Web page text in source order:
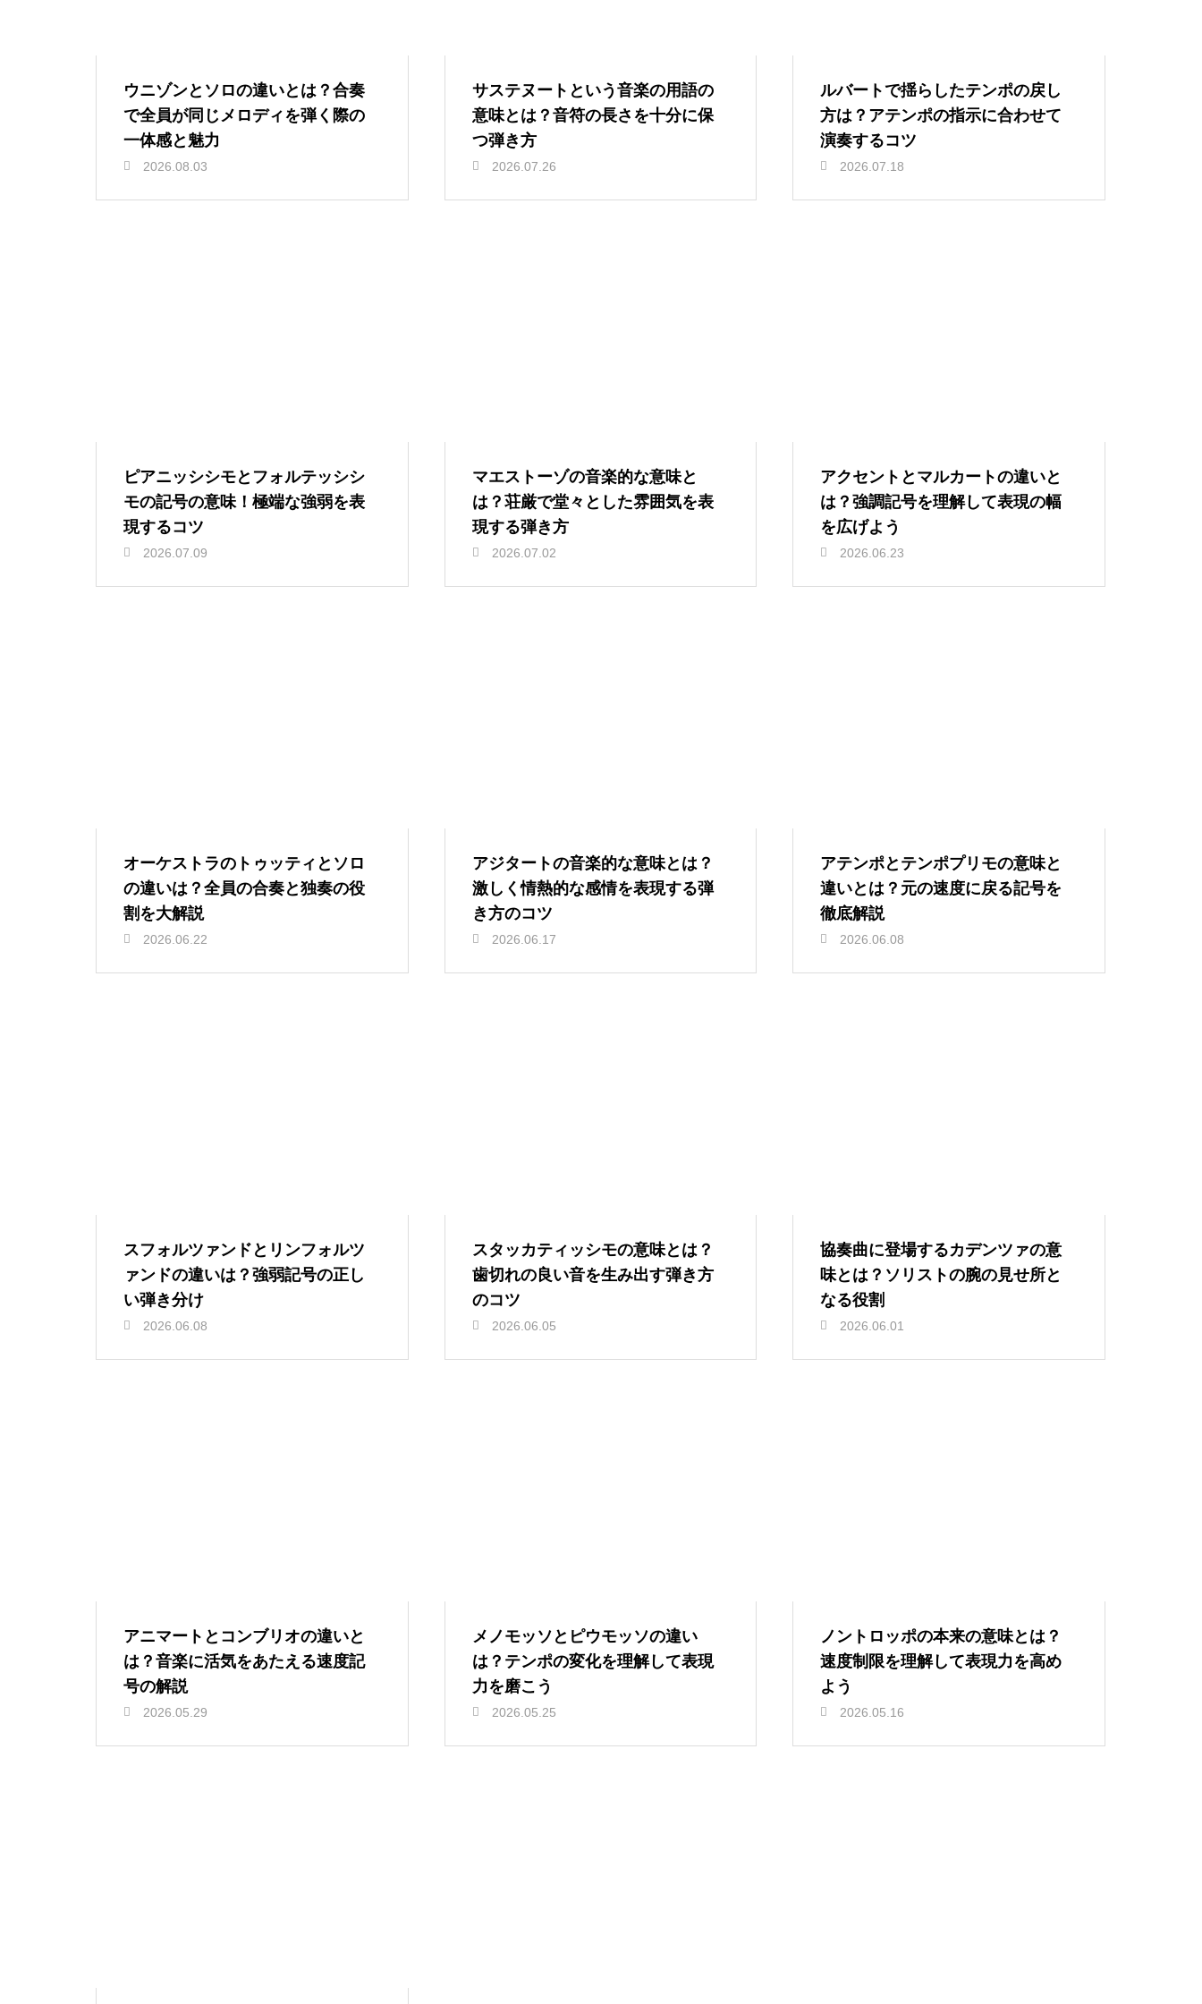
ウニゾンとソロの違いとは？合奏
で全員が同じメロディを弾く際の
一体感と魅力
2026.08.03
サステヌートという音楽の用語の
意味とは？音符の長さを十分に保
つ弾き方
2026.07.26
ルバートで揺らしたテンポの戻し
方は？アテンポの指示に合わせて
演奏するコツ
2026.07.18
ピアニッシシモとフォルテッシシ
モの記号の意味！極端な強弱を表
現するコツ
2026.07.09
マエストーゾの音楽的な意味と
は？荘厳で堂々とした雰囲気を表
現する弾き方
2026.07.02
アクセントとマルカートの違いと
は？強調記号を理解して表現の幅
を広げよう
2026.06.23
オーケストラのトゥッティとソロ
の違いは？全員の合奏と独奏の役
割を大解説
2026.06.22
アジタートの音楽的な意味とは？
激しく情熱的な感情を表現する弾
き方のコツ
2026.06.17
アテンポとテンポプリモの意味と
違いとは？元の速度に戻る記号を
徹底解説
2026.06.08
スフォルツァンドとリンフォルツ
ァンドの違いは？強弱記号の正し
い弾き分け
2026.06.08
スタッカティッシモの意味とは？
歯切れの良い音を生み出す弾き方
のコツ
2026.06.05
協奏曲に登場するカデンツァの意
味とは？ソリストの腕の見せ所と
なる役割
2026.06.01
アニマートとコンブリオの違いと
は？音楽に活気をあたえる速度記
号の解説
2026.05.29
メノモッソとピウモッソの違い
は？テンポの変化を理解して表現
力を磨こう
2026.05.25
ノントロッポの本来の意味とは？
速度制限を理解して表現力を高め
よう
2026.05.16